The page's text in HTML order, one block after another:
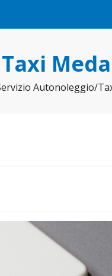
Taxi Meda
Autonoleggio/